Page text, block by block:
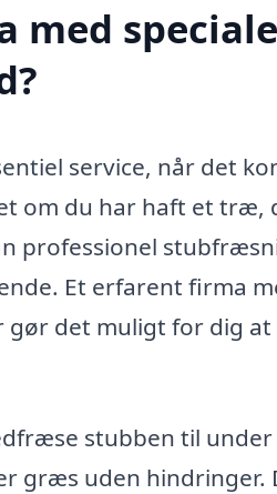
med
service, når det
om du har haft et
professionel
Et erfarent firma
det muligt for dig
stubben til
græs uden